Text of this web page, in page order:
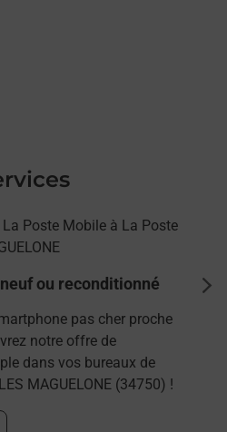
ou reconditionné
pas cher proche
notre offre de
dans vos bureaux de
MAGUELONE (34750) !